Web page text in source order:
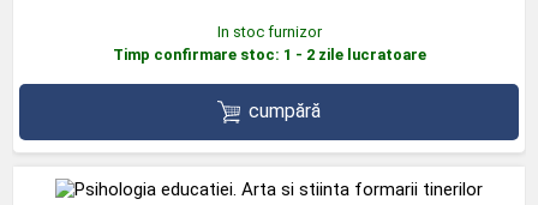
In stoc furnizor
Timp confirmare stoc: 1 - 2 zile lucratoare
cumpără